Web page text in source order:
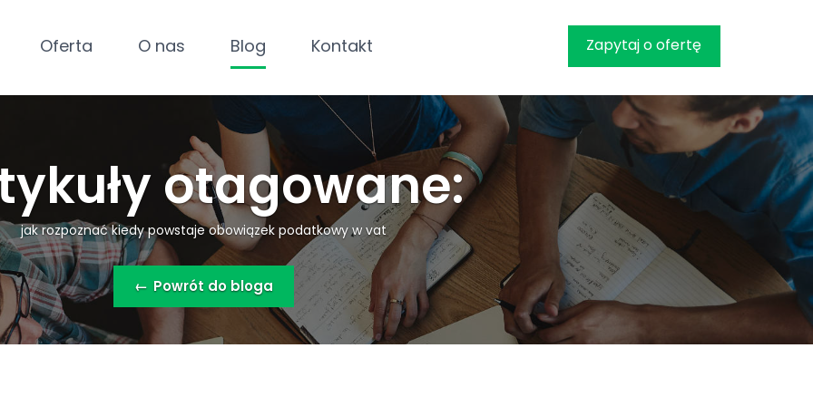
Zapytaj o ofertę
Oferta O nas Blog Kontakt
otagowane:
jak rozpoznać kiedy powstaje obowiązek podatkowy w vat
← Powrót do bloga